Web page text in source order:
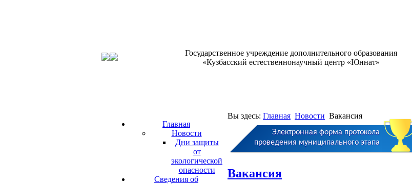
Государственное учреждение дополнительного образования
«Кузбасский естественнонаучный центр «Юннат»
Главная
Новости
Дни защиты
от
экологической
опасности
Сведения об
Вы здесь: Главная Новости Вакансия
Электронная форма протокола
проведения муниципального этапа
Вакансия